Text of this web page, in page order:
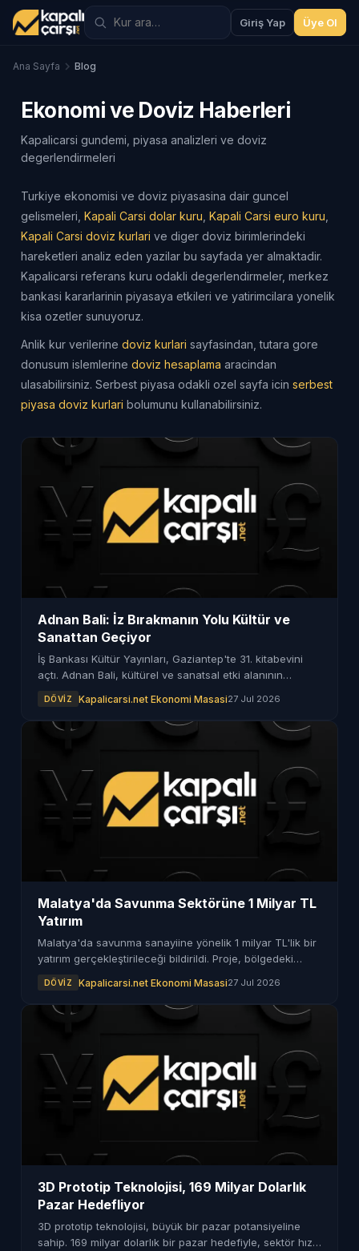
Giriş Yap Üye Ol
Ana Sayfa Blog
Ekonomi ve Doviz Haberleri
Kapalicarsi gundemi, piyasa analizleri ve doviz
degerlendirmeleri
Turkiye ekonomisi ve doviz piyasasina dair guncel
gelismeleri, Kapali Carsi dolar kuru Kapali Carsi euro kuru
Kapali Carsi doviz kurlari ve diger doviz birimlerindeki
hareketleri analiz eden yazilar bu sayfada yer almaktadir.
Kapalicarsi referans kuru odakli degerlendirmeler, merkez
bankasi kararlarinin piyasaya etkileri ve yatirimcilara yonelik
kisa ozetler sunuyoruz.
Anlik kur verilerine doviz kurlari sayfasindan, tutara gore
donusum islemlerine doviz hesaplama aracindan
ulasabilirsiniz. Serbest piyasa odakli ozel sayfa icin serbest
piyasa doviz kurlari bolumunu kullanabilirsiniz.
Adnan Bali: İz Bırakmanın Yolu Kültür ve
Sanattan Geçiyor
İş Bankası Kültür Yayınları, Gaziantep'te 31. kitabevini
açtı. Adnan Bali, kültürel ve sanatsal etki alanının
DÖVIZ Kapalicarsi.net Ekonomi Masasi27 Jul 2026
Malatya'da Savunma Sektörüne 1 Milyar TL
Yatırım
Malatya'da savunma sanayiine yönelik 1 milyar TL'lik bir
yatırım gerçekleştirileceği bildirildi. Proje, bölgedeki
DÖVIZ Kapalicarsi.net Ekonomi Masasi27 Jul 2026
3D Prototip Teknolojisi, 169 Milyar Dolarlık
Pazar Hedefliyor
3D prototip teknolojisi, büyük bir pazar potansiyeline
sahip. 169 milyar dolarlık bir pazar hedefiyle, sektör hızla